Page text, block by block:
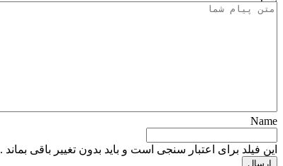
Name
این فیلد برای اعتبار سنجی است و باید بدون تغییر باقی بماند .